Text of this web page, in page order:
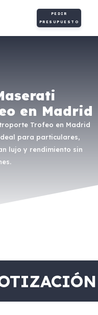
PEDIR
PRESUPUESTO
en Madrid
Trofeo en Madrid
para particulares,
lujo y rendimiento sin